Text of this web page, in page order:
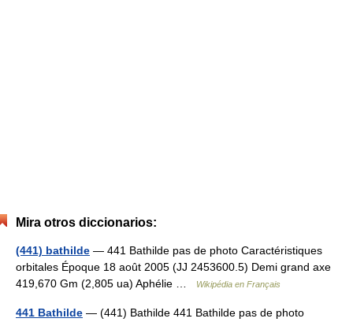
Mira otros diccionarios:
(441) bathilde — 441 Bathilde pas de photo Caractéristiques
orbitales Époque 18 août 2005 (JJ 2453600.5) Demi grand axe
419,670 Gm (2,805 ua) Aphélie …
Wikipédia en Français
441 Bathilde — (441) Bathilde 441 Bathilde pas de photo